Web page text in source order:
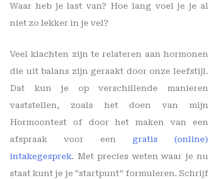
Waar heb je last van? Hoe lang voel je je al
niet zo lekker in je vel?
Veel klachten zijn te relateren aan hormonen
die uit balans zijn geraakt door onze leefstijl.
Dat kun je op verschillende manieren
vaststellen, zoals het doen van mijn
Hormoontest of door het maken van een
afspraak voor een gratis (online)
intakegesprek. Met precies weten waar je nu
staat kunt je je “startpunt” formuleren. Schrijf